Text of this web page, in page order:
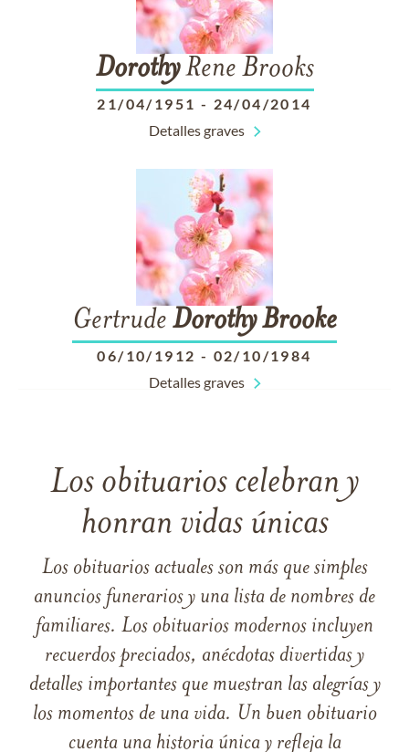
DorothyRene Brooks
21/04/1951 - 24/04/2014
Detalles graves
Gertrude DorothyBrooke
06/10/1912 - 02/10/1984
Detalles graves
Los obituarios celebran y
honran vidas únicas
Los obituarios actuales son más que simples
anuncios funerarios y una lista de nombres de
familiares. Los obituarios modernos incluyen
recuerdos preciados, anécdotas divertidas y
detalles importantes que muestran las alegrías y
los momentos de una vida. Un buen obituario
cuenta una historia única y refleja la